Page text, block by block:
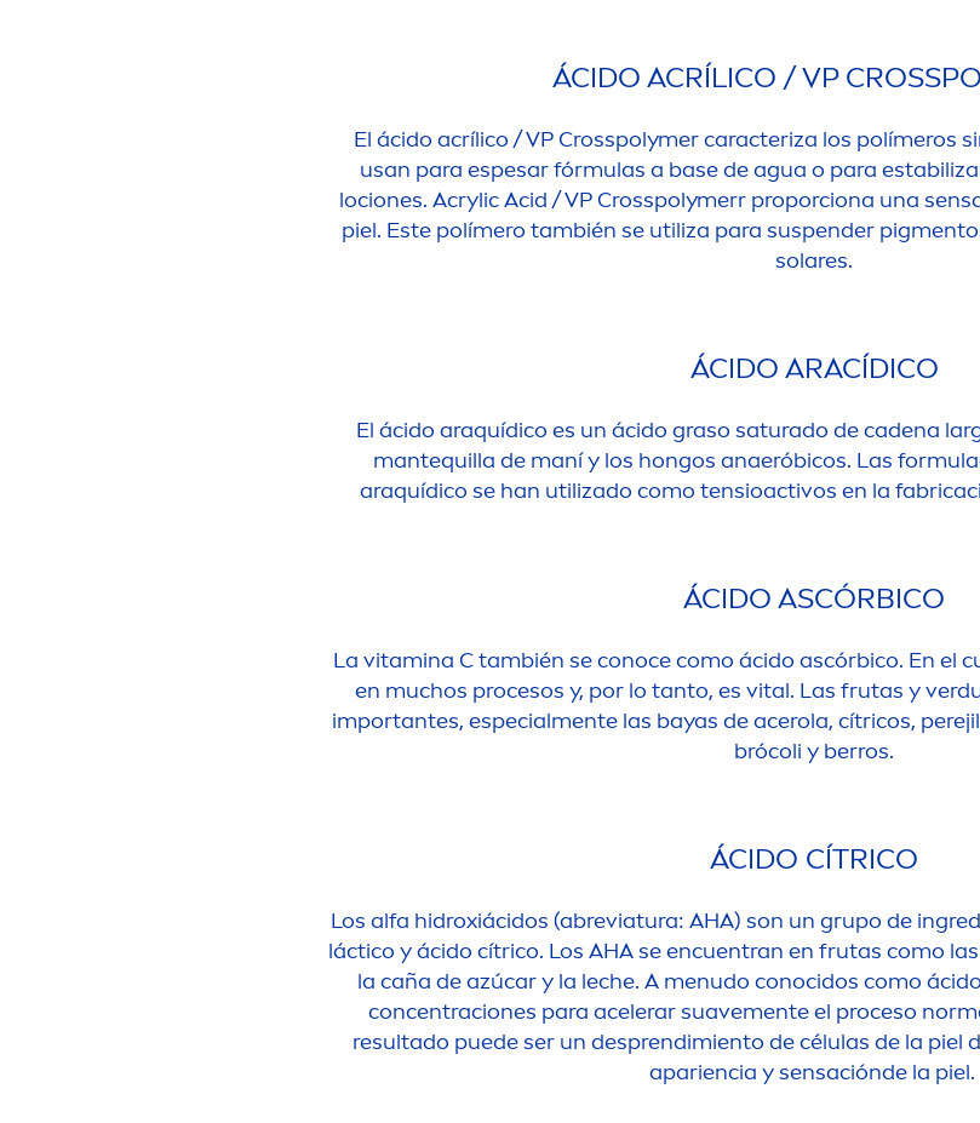
ÁCIDO ACRÍLICO / VP
El ácido acrílico / VP Crosspolymer caracteriza los polímeros
usan para espesar fórmulas a base de agua o para
lociones. Acrylic Acid / VP Crosspolymerr proporciona una
piel. Este polímero también se utiliza para suspender pigmen
solares.
ÁCIDO ARACÍDICO
El ácido araquídico es un ácido graso saturado de cadena
mantequilla de maní y los hongos anaeróbicos. Las
araquídico se han utilizado como tensioactivos en la
ÁCIDO ASCÓRBICO
La vitamina C también se conoce como ácido ascórbico. En el
en muchos procesos y, por lo tanto, es vital. Las frutas y
importantes, especialmente las bayas de acerola, cítricos,
brócoli y berros.
ÁCIDO CÍTRICO
Los alfa hidroxiácidos (abreviatura: AHA) son un grupo de
láctico y ácido cítrico. Los AHA se encuentran en frutas como
la caña de azúcar y la leche. A menudo conocidos como
concentraciones para acelerar suavemente el proceso
resultado puede ser un desprendimiento de células de la piel
apariencia y sensaciónde la piel.